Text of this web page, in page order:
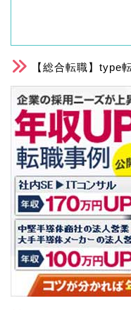
【総合転職】type